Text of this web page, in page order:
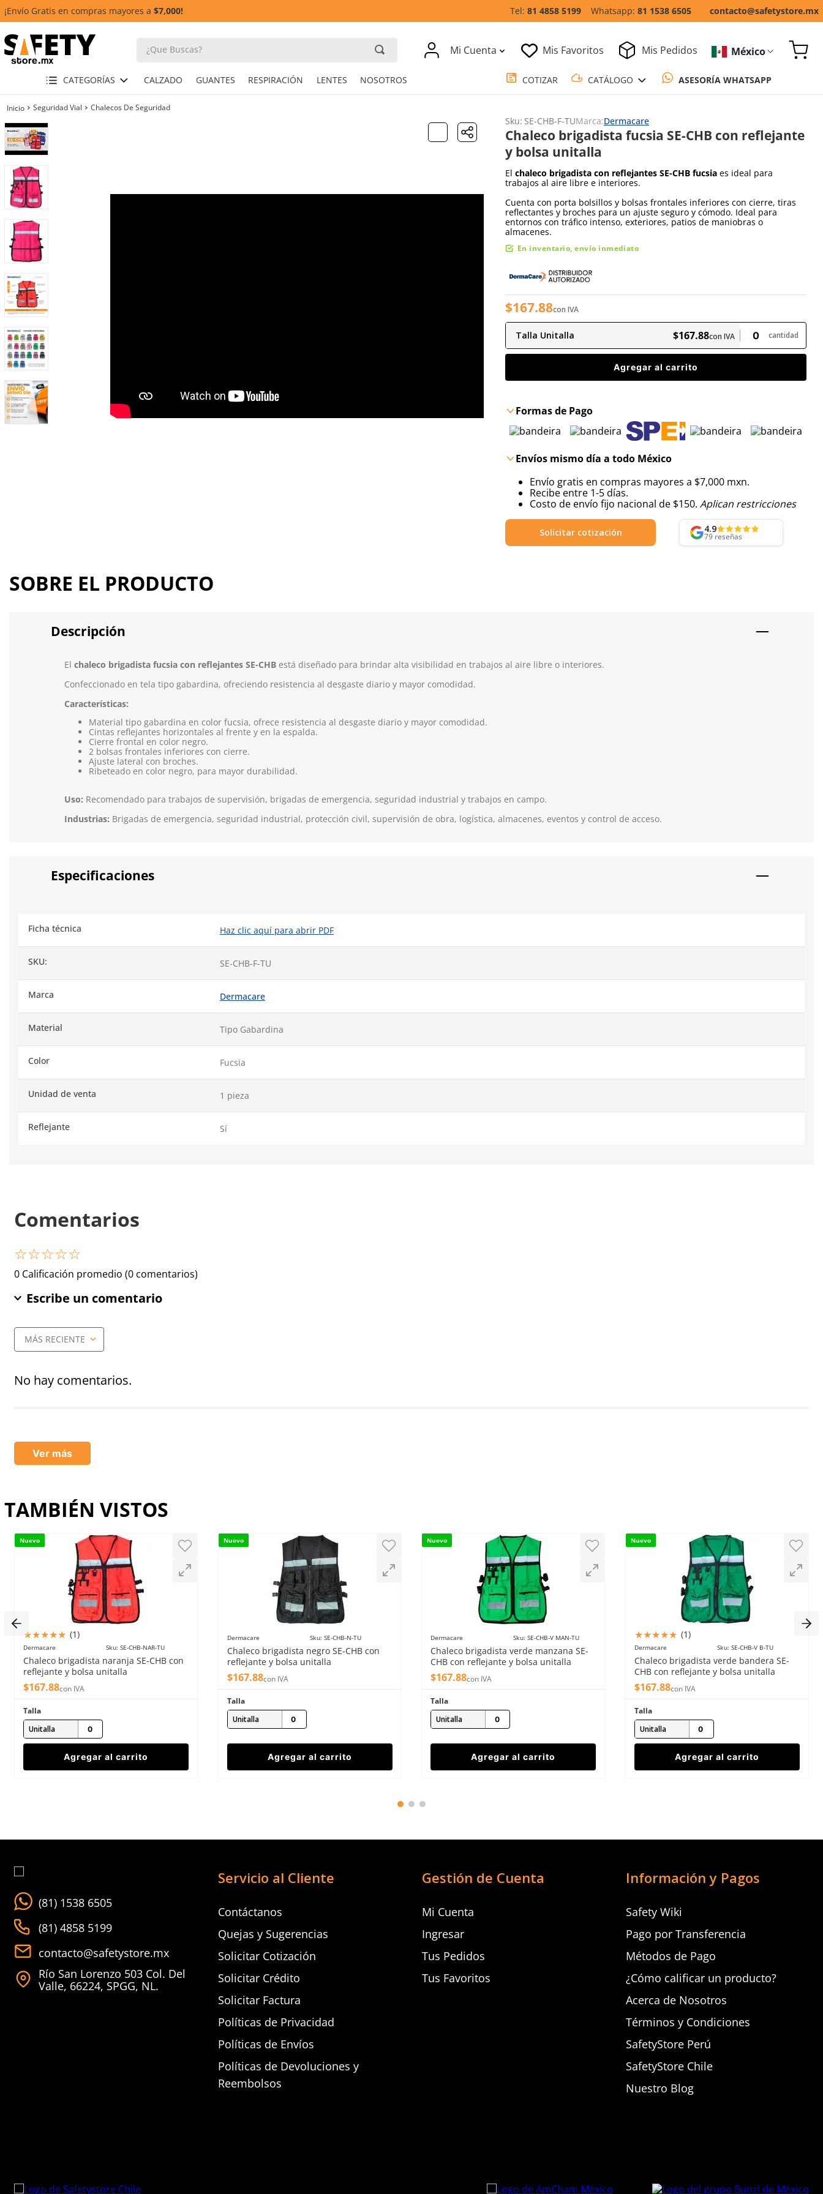
¡Envío Gratis en compras mayores a $7,000! 81 4858 5199 81 1538 6505 contacto@safetystore.mx
Mi Cuenta Mis Favoritos Mis Pedidos México
Seguridad Vial Chalecos De Seguridad
Sku: SE-CHB-F-TUMarca:Dermacare
Chaleco brigadista fucsia SE-CHB con reflejante
y bolsa unitalla
El chaleco brigadista con reflejantes SE-CHB fucsia es ideal para
trabajos al aire libre e interiores.
Cuenta con porta bolsillos y bolsas frontales inferiores con cierre, tiras
reflectantes y broches para un ajuste seguro y cómodo. Ideal para
entornos con tráfico intenso, exteriores, patios de maniobras o
almacenes.
En inventario, envío inmediato
$167.88con IVA
Talla Unitalla $167.88con IVA cantidad
Agregar al carrito
Formas de Pago
Envíos mismo día a todo México
Envío gratis en compras mayores a $7,000 mxn.
Recibe entre 1-5 días.
Costo de envío fijo nacional de $150. Aplican restricciones
Solicitar cotización 4.9
79 reseñas
SOBRE EL PRODUCTO
Descripción
El chaleco brigadista fucsia con reflejantes SE-CHB está diseñado para brindar alta visibilidad en trabajos al aire libre o interiores.
Confeccionado en tela tipo gabardina, ofreciendo resistencia al desgaste diario y mayor comodidad.
Características:
Material tipo gabardina en color fucsia, ofrece resistencia al desgaste diario y mayor comodidad.
Cintas reflejantes horizontales al frente y en la espalda.
Cierre frontal en color negro.
2 bolsas frontales inferiores con cierre.
Ajuste lateral con broches.
Ribeteado en color negro, para mayor durabilidad.
Uso: Recomendado para trabajos de supervisión, brigadas de emergencia, seguridad industrial y trabajos en campo.
Industrias: Brigadas de emergencia, seguridad industrial, protección civil, supervisión de obra, logística, almacenes, eventos y control de acceso.
Especificaciones
Ficha técnica Haz clic aquí para abrir PDF
SKU: SE-CHB-F-TU
Marca Dermacare
Material Tipo Gabardina
Color Fucsia
Unidad de venta 1 pieza
Reflejante Sí
Comentarios
☆☆☆☆☆
0 Calificación promedio (0 comentarios)
Escribe un comentario
Agregar comentario
★★★★
Tu nombre
Dirección de email
Escribe un comentario
Enviar comentario
MÁS RECIENTE
No hay comentarios.
Ver más
TAMBIÉN VISTOS
Nuevo
★★★★★ (1)
Dermacare Sku: SE-CHB-NAR-TU
Chaleco brigadista naranja SE-CHB con
reflejante y bolsa unitalla
$167.88con IVA
Talla
Unitalla
Agregar al carrito
Nuevo
Dermacare Sku: SE-CHB-N-TU
Chaleco brigadista negro SE-CHB con
reflejante y bolsa unitalla
$167.88con IVA
Talla
Unitalla
Agregar al carrito
Nuevo
Dermacare Sku: SE-CHB-V MAN-TU
Chaleco brigadista verde manzana SE-
CHB con reflejante y bolsa unitalla
$167.88con IVA
Talla
Unitalla
Agregar al carrito
Nuevo
★★★★★ (1)
Dermacare Sku: SE-CHB-V B-TU
Chaleco brigadista verde bandera SE-
CHB con reflejante y bolsa unitalla
$167.88con IVA
Talla
Unitalla
Agregar al carrito
(81) 1538 6505
(81) 4858 5199
contacto@safetystore.mx
Río San Lorenzo 503 Col. Del
Valle, 66224, SPGG, NL.
Servicio al Cliente
Contáctanos
Quejas y Sugerencias
Solicitar Cotización
Solicitar Crédito
Solicitar Factura
Políticas de Privacidad
Políticas de Envíos
Políticas de Devoluciones y
Reembolsos
Gestión de Cuenta
Mi Cuenta
Ingresar
Tus Pedidos
Tus Favoritos
Información y Pagos
Safety Wiki
Pago por Transferencia
Métodos de Pago
¿Cómo calificar un producto?
Acerca de Nosotros
Términos y Condiciones
SafetyStore Perú
SafetyStore Chile
Nuestro Blog
MÁS BUSCADOS
chalecos
lentes
guantes
overol
arnes